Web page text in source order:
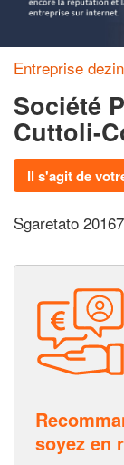
Entreprise
Société
Cuttoli-
Il s'agit de
Sgaretato
soyez en